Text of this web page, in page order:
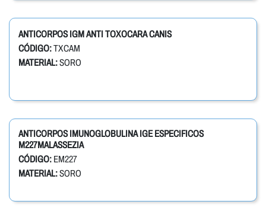
ANTICORPOS IGM ANTI TOXOCARA CANIS
CÓDIGO:TXCAM
MATERIAL:SORO
ANTICORPOS IMUNOGLOBULINA IGE ESPECIFICOS
M227MALASSEZIA
CÓDIGO: EM227
MATERIAL:SORO